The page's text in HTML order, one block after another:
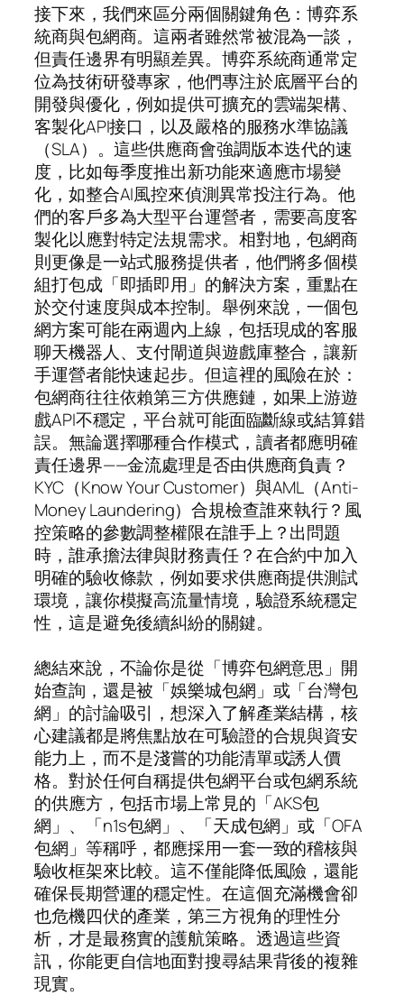
接下來，我們來區分兩個關鍵角色：博弈系
統商與包網商。這兩者雖然常被混為一談，
但責任邊界有明顯差異。博弈系統商通常定
位為技術研發專家，他們專注於底層平台的
開發與優化，例如提供可擴充的雲端架構、
客製化API接口，以及嚴格的服務水準協議
（SLA）。這些供應商會強調版本迭代的速
度，比如每季度推出新功能來適應市場變
化，如整合AI風控來偵測異常投注行為。他
們的客戶多為大型平台運營者，需要高度客
製化以應對特定法規需求。相對地，包網商
則更像是一站式服務提供者，他們將多個模
組打包成「即插即用」的解決方案，重點在
於交付速度與成本控制。舉例來說，一個包
網方案可能在兩週內上線，包括現成的客服
聊天機器人、支付閘道與遊戲庫整合，讓新
手運營者能快速起步。但這裡的風險在於：
包網商往往依賴第三方供應鏈，如果上游遊
戲API不穩定，平台就可能面臨斷線或結算錯
誤。無論選擇哪種合作模式，讀者都應明確
責任邊界——金流處理是否由供應商負責？
KYC（Know Your Customer）與AML（Anti-
Money Laundering）合規檢查誰來執行？風
控策略的參數調整權限在誰手上？出問題
時，誰承擔法律與財務責任？在合約中加入
明確的驗收條款，例如要求供應商提供測試
環境，讓你模擬高流量情境，驗證系統穩定
性，這是避免後續糾紛的關鍵。
總結來說，不論你是從「博弈包網意思」開
始查詢，還是被「娛樂城包網」或「台灣包
網」的討論吸引，想深入了解產業結構，核
心建議都是將焦點放在可驗證的合規與資安
能力上，而不是淺嘗的功能清單或誘人價
格。對於任何自稱提供包網平台或包網系統
的供應方，包括市場上常見的「AKS包
網」、「n1s包網」、「天成包網」或「OFA
包網」等稱呼，都應採用一套一致的稽核與
驗收框架來比較。這不僅能降低風險，還能
確保長期營運的穩定性。在這個充滿機會卻
也危機四伏的產業，第三方視角的理性分
析，才是最務實的護航策略。透過這些資
訊，你能更自信地面對搜尋結果背後的複雜
現實。